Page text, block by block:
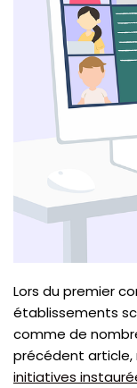
Lors du premier
établissements
comme de
précédent article,
initiatives